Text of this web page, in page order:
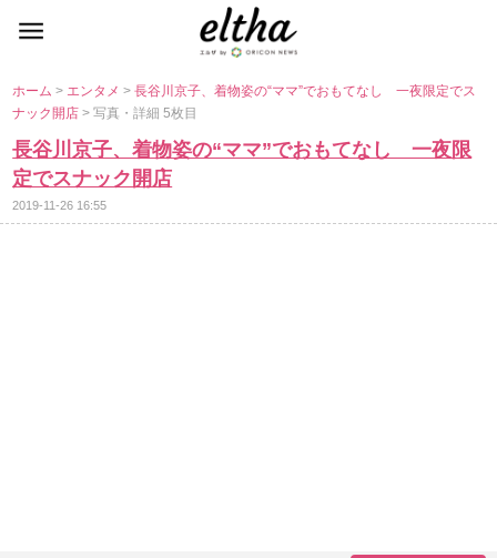
ホーム> エンタメ>長谷川京子、着物姿の“ママ”でおもてなし 一夜限定でス
ナック開店> 写真・詳細 5枚目
長谷川京子、着物姿の“ママ”でおもてなし 一夜限
定でスナック開店
2019-11-26 16:55